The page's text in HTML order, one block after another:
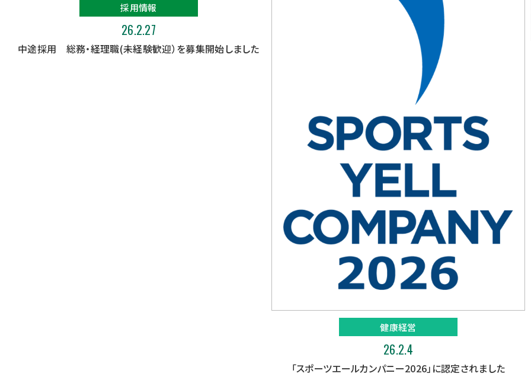
採用情報
26.2.27
中途採用 総務・経理職(未経験歓迎）を募集開始しました
健康経営
26.2.4
「スポーツエールカンパニー2026」に認定されました